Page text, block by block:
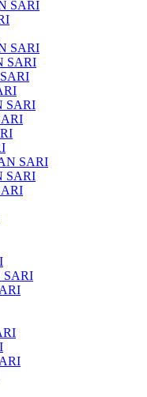
SARI
SARI
SARI
SARI
SARI
SARI
SARI